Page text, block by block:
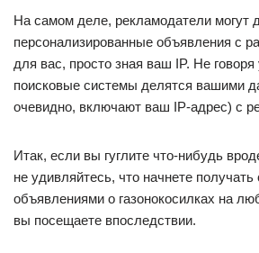
На самом деле, рекламодатели могут
персонализированные объявления с
для вас, просто зная ваш IP. Не
поисковые системы делятся вашими
очевидно, включают ваш IP-адрес) с
Итак, если вы гуглите что-нибудь
не удивляйтесь, что начнете получать
объявлениями о газонокосилках на
вы посещаете впоследствии.